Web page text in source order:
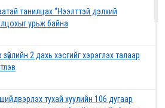
танилцах “Нээлттэй дэлхий
урьж байна
зүйлийн 2 дахь хэсгийг хэрэглэх талаар
шийдвэрлэх тухай хуулийн 106 дугаар